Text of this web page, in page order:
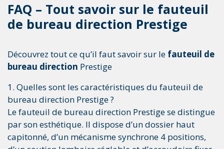
FAQ – Tout savoir sur le fauteuil
de bureau direction Prestige
Découvrez tout ce qu’il faut savoir sur le fauteuil de
bureau direction Prestige
1. Quelles sont les caractéristiques du fauteuil de
bureau direction Prestige ?
Le fauteuil de bureau direction Prestige se distingue
par son esthétique. Il dispose d’un dossier haut
capitonné, d’un mécanisme synchrone 4 positions,